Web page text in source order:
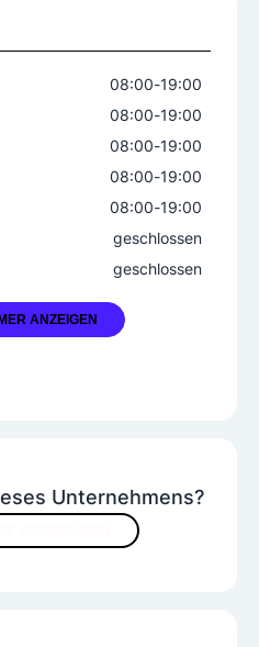
Unternehmens?
08:00-19:00
08:00-19:00
08:00-19:00
08:00-19:00
08:00-19:00
geschlossen
geschlossen
ANZEIGEN